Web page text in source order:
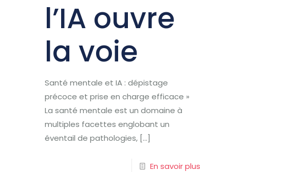
l’IA ouvre
la voie
Santé mentale et IA : dépistage
précoce et prise en charge efficace »
La santé mentale est un domaine à
multiples facettes englobant un
éventail de pathologies, […]
En savoir plus